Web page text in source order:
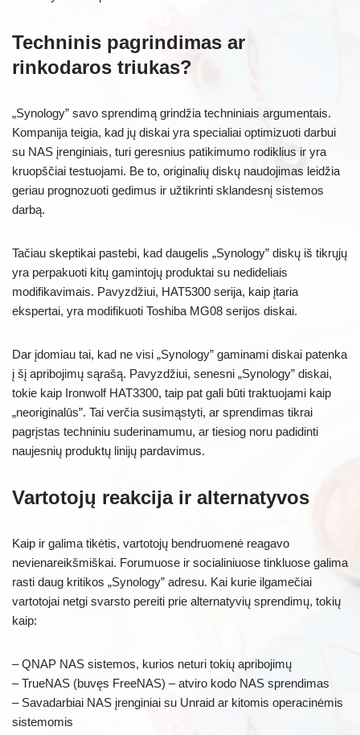
Techninis pagrindimas ar
rinkodaros triukas?
„Synology” savo sprendimą grindžia techniniais argumentais.
Kompanija teigia, kad jų diskai yra specialiai optimizuoti darbui
su NAS įrenginiais, turi geresnius patikimumo rodiklius ir yra
kruopščiai testuojami. Be to, originalių diskų naudojimas leidžia
geriau prognozuoti gedimus ir užtikrinti sklandesnį sistemos
darbą.
Tačiau skeptikai pastebi, kad daugelis „Synology” diskų iš tikrųjų
yra perpakuoti kitų gamintojų produktai su nedideliais
modifikavimais. Pavyzdžiui, HAT5300 serija, kaip įtaria
ekspertai, yra modifikuoti Toshiba MG08 serijos diskai.
Dar įdomiau tai, kad ne visi „Synology” gaminami diskai patenka
į šį apribojimų sąrašą. Pavyzdžiui, senesni „Synology” diskai,
tokie kaip Ironwolf HAT3300, taip pat gali būti traktuojami kaip
„neoriginalūs”. Tai verčia susimąstyti, ar sprendimas tikrai
pagrįstas techniniu suderinamumu, ar tiesiog noru padidinti
naujesnių produktų linijų pardavimus.
Vartotojų reakcija ir alternatyvos
Kaip ir galima tikėtis, vartotojų bendruomenė reagavo
nevienareikšmiškai. Forumuose ir socialiniuose tinkluose galima
rasti daug kritikos „Synology” adresu. Kai kurie ilgamečiai
vartotojai netgi svarsto pereiti prie alternatyvių sprendimų, tokių
kaip:
– QNAP NAS sistemos, kurios neturi tokių apribojimų
– TrueNAS (buvęs FreeNAS) – atviro kodo NAS sprendimas
– Savadarbiai NAS įrenginiai su Unraid ar kitomis operacinėmis
sistemomis